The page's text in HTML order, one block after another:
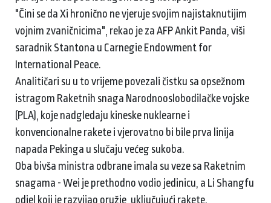
"Čini se da Xi hronično ne vjeruje svojim najistaknutijim
vojnim zvaničnicima", rekao je za AFP Ankit Panda, viši
saradnik Stantona u Carnegie Endowment for
International Peace.
Analitičari su u to vrijeme povezali čistku sa opsežnom
istragom Raketnih snaga Narodnooslobodilačke vojske
(PLA), koje nadgledaju kineske nuklearne i
konvencionalne rakete i vjerovatno bi bile prva linija
napada Pekinga u slučaju većeg sukoba.
Oba bivša ministra odbrane imala su veze sa Raketnim
snagama - Wei je prethodno vodio jedinicu, a Li Shangfu
odjel koji je razvijao oružje, uključujući rakete.